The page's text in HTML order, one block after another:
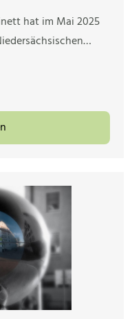
hat im Mai 2025